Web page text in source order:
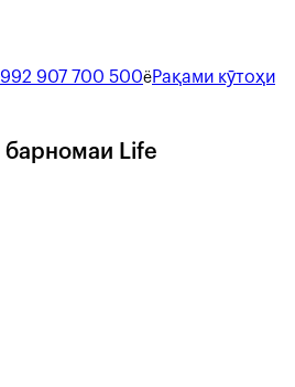
907 700 500ёРақами кӯтоҳи
барномаи Life